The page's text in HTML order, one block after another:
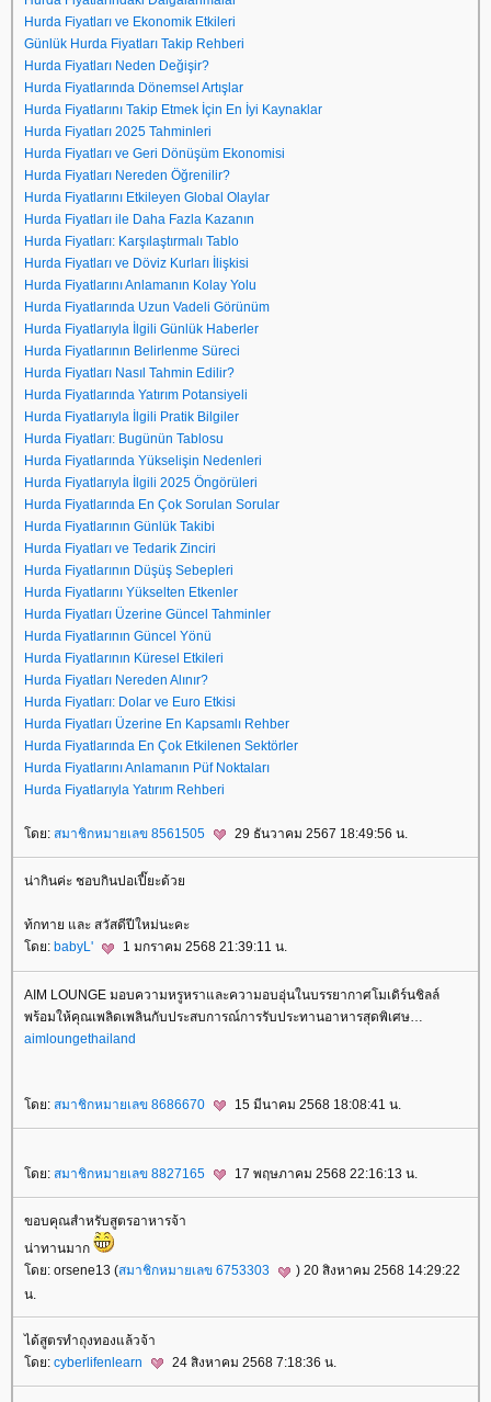
Hurda Fiyatları ve Ekonomik Etkileri
Günlük Hurda Fiyatları Takip Rehberi
Hurda Fiyatları Neden Değişir?
Hurda Fiyatlarında Dönemsel Artışlar
Hurda Fiyatlarını Takip Etmek İçin En İyi Kaynaklar
Hurda Fiyatları 2025 Tahminleri
Hurda Fiyatları ve Geri Dönüşüm Ekonomisi
Hurda Fiyatları Nereden Öğrenilir?
Hurda Fiyatlarını Etkileyen Global Olaylar
Hurda Fiyatları ile Daha Fazla Kazanın
Hurda Fiyatları: Karşılaştırmalı Tablo
Hurda Fiyatları ve Döviz Kurları İlişkisi
Hurda Fiyatlarını Anlamanın Kolay Yolu
Hurda Fiyatlarında Uzun Vadeli Görünüm
Hurda Fiyatlarıyla İlgili Günlük Haberler
Hurda Fiyatlarının Belirlenme Süreci
Hurda Fiyatları Nasıl Tahmin Edilir?
Hurda Fiyatlarında Yatırım Potansiyeli
Hurda Fiyatlarıyla İlgili Pratik Bilgiler
Hurda Fiyatları: Bugünün Tablosu
Hurda Fiyatlarında Yükselişin Nedenleri
Hurda Fiyatlarıyla İlgili 2025 Öngörüleri
Hurda Fiyatlarında En Çok Sorulan Sorular
Hurda Fiyatlarının Günlük Takibi
Hurda Fiyatları ve Tedarik Zinciri
Hurda Fiyatlarının Düşüş Sebepleri
Hurda Fiyatlarını Yükselten Etkenler
Hurda Fiyatları Üzerine Güncel Tahminler
Hurda Fiyatlarının Güncel Yönü
Hurda Fiyatlarının Küresel Etkileri
Hurda Fiyatları Nereden Alınır?
Hurda Fiyatları: Dolar ve Euro Etkisi
Hurda Fiyatları Üzerine En Kapsamlı Rehber
Hurda Fiyatlarında En Çok Etkilenen Sektörler
Hurda Fiyatlarını Anlamanın Püf Noktaları
Hurda Fiyatlarıyla Yatırım Rehberi
ดย: สมาชิกหมายเลข 8561505 29 ธันวาคม 2567 18:49:56 น.
น่ากินค่ะ ชอบกินปอเปี๊ยะด้ว
ท้กทาย และ สวัสดีปีใหม่นะคะ
ดย: babyL' 1 มกราคม 2568 21:39:11 น.
AIM LOUNGE มอบความหรูหราและความอบอุ่นในบรรยากาศโมเดิร์นชิลล์
พร้อมให้คุณเพลิดเพลินกับประสบการณ์การรับประทานอาหารสุดพิเศษ
aimloungethailand
ดย: สมาชิกหมายเลข 8686670 15 มีนาคม 2568 18:08:41 น.
ดย: สมาชิกหมายเลข 8827165 17 พฤษภาคม 2568 22:16:13 น.
ขอบคุณสำหรับสูตรอาหารจ้า
น่าทานมาก
ดย: orsene13 (สมาชิกหมายเลข 6753303
) 20 สิงหาคม 2568 14:29:22
น.
ได้สูตรทำถุงทองแล้วจ้า
ดย: cyberlifenlearn 24 สิงหาคม 2568 7:18:36 น.